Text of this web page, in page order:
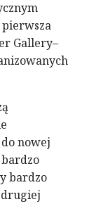
Gallery–
nowej
bardzo
drugiej